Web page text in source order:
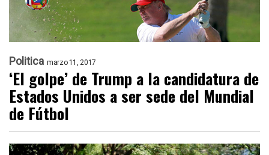
Politica marzo 11, 2017
‘El golpe’ de Trump a la candidatura de
Estados Unidos a ser sede del Mundial
de Fútbol